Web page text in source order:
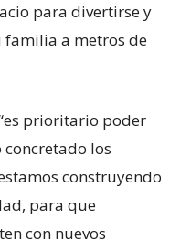
para divertirse y
familia a metros de
prioritario poder
los
construyendo
para que
con nuevos